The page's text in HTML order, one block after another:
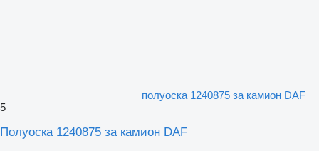
полуоска 1240875 за камион DAF
5
Полуоска 1240875 за камион DAF